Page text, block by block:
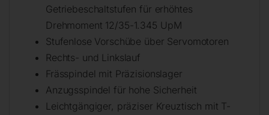
Getriebeschaltstufen für erhöhtes
Drehmoment 12/35-1.345 UpM
Stufenlose Vorschübe über Servomotoren
Rechts- und Linkslauf
Frässpindel mit Präzisionslager
Anzugsspindel für hohe Sicherheit
Leichtgängiger, präziser Kreuztisch mit T-